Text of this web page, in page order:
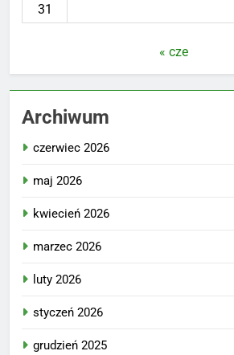
31
« cze
Archiwum
czerwiec 2026
maj 2026
kwiecień 2026
marzec 2026
luty 2026
styczeń 2026
grudzień 2025